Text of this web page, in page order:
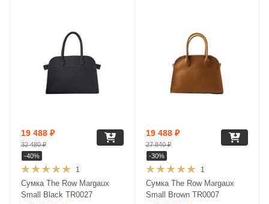
1
Сумка The Row Margaux
Small Black TR0027
19 488 ₽
32 480₽
-40%
1
Сумка The Row Margaux
Small Brown TR0007
19 488₽
27 840₽
-30%